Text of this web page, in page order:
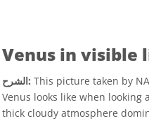
Venus in visible
الشرح: This picture taken by
Venus looks like when looking
thick cloudy atmosphere